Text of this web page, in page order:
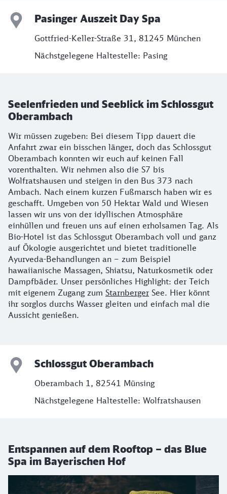
Pasinger Auszeit Day Spa
Gottfried-Keller-Straße 31, 81245 München
Nächstgelegene Haltestelle: Pasing
Seelenfrieden und Seeblick im Schlossgut
Oberambach
Wir müssen zugeben: Bei diesem Tipp dauert die
Anfahrt zwar ein bisschen länger, doch das Schlossgut
Oberambach konnten wir euch auf keinen Fall
vorenthalten. Wir nehmen also die S7 bis
Wolfratshausen und steigen in den Bus 373 nach
Ambach. Nach einem kurzen Fußmarsch haben wir es
geschafft. Umgeben von 50 Hektar Wald und Wiesen
lassen wir uns von der idyllischen Atmosphäre
einhüllen und freuen uns auf einen erholsamen Tag. Als
Bio-Hotel ist das Schlossgut Oberambach voll und ganz
auf Ökologie ausgerichtet und bietet traditionelle
Ayurveda-Behandlungen an – zum Beispiel
hawaiianische Massagen, Shiatsu, Naturkosmetik oder
Dampfbäder. Unser persönliches Highlight: der Teich
mit eigenem Zugang zum Starnberger See. Hier könnt
ihr sorglos durchs Wasser gleiten und einfach mal die
Aussicht genießen.
Schlossgut Oberambach
Oberambach 1, 82541 Münsing
Nächstgelegene Haltestelle: Wolfratshausen
Entspannen auf dem Rooftop – das Blue
Spa im Bayerischen Hof